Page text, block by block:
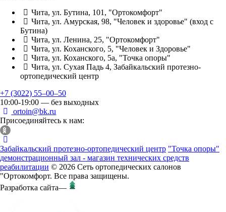
Чита, ул. Бутина, 101, "Ортокомфорт"
Чита, ул. Амурская, 98, "Человек и здоровье" (вход с
Бутина)
Чита, ул. Ленина, 25, "Ортокомфорт"
Чита, ул. Коханского, 5, "Человек и Здоровье"
Чита, ул. Коханского, 5а, "Точка опоры"
Чита, ул. Сухая Падь 4, Забайкальский протезно-
ортопедический центр
+7 (3022) 55‒00‒50
10:00-19:00 — без выходных
ortoin@bk.ru
Присоединяйтесь к нам:
Забайкальский протезно-ортопедический центр "Точка опоры"
демонстрационный зал - магазин технических средств
реабилитации © 2026 Сеть ортопедических салонов
"Ортокомфорт. Все права защищены.
Разработка сайта—